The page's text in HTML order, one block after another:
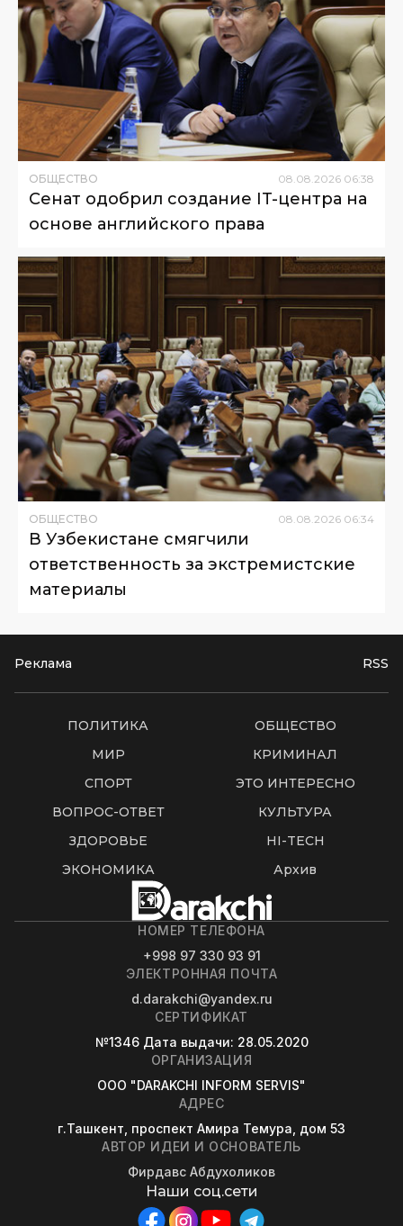
ОБЩЕСТВО 08.08.2026 06:38
Сенат одобрил создание IT-центра на
основе английского права
ОБЩЕСТВО 08.08.2026 06:34
В Узбекистане смягчили
ответственность за экстремистские
материалы
Реклама RSS
ПОЛИТИКА
ОБЩЕСТВО
МИР
КРИМИНАЛ
СПОРТ
ЭТО ИНТЕРЕСНО
ВОПРОС-ОТВЕТ
КУЛЬТУРА
ЗДОРОВЬЕ
HI-TECH
ЭКОНОМИКА
Архив
НОМЕР ТЕЛЕФОНА
+998 97 330 93 91
ЭЛЕКТРОННАЯ ПОЧТА
d.darakchi@yandex.ru
СЕРТИФИКАТ
№1346 Дата выдачи: 28.05.2020
ОРГАНИЗАЦИЯ
OOO "DARAKCHI INFORM SERVIS"
АДРЕС
г.Ташкент, проспект Амира Темура, дом 53
АВТОР ИДЕИ И ОСНОВАТЕЛЬ
Фирдавс Абдухоликов
Наши соц.сети